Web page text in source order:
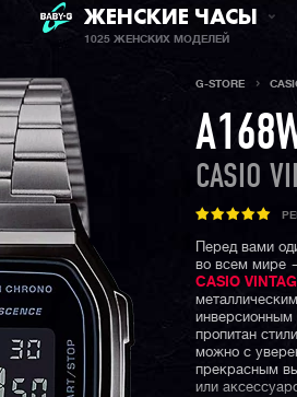
BABY-G + SHEEN
ЖЕНСКИЕ ЧАСЫ
1025 ЖЕНСКИХ МОДЕЛЕЙ
G-STORE
CASIO
Перед вами
во всем мире
CASIO
пропитан
можно с
прекрасным
или